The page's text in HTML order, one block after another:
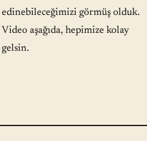
edinebileceğimizi görmüş olduk.
Video aşağıda, hepimize kolay
gelsin.